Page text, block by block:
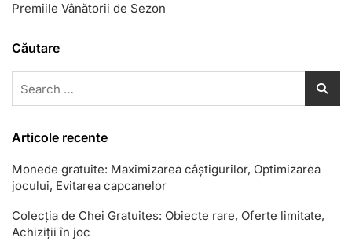
Premiile Vânătorii de Sezon
Căutare
for:
Articole recente
Monede gratuite: Maximizarea câștigurilor, Optimizarea
jocului, Evitarea capcanelor
Colecția de Chei Gratuites: Obiecte rare, Oferte limitate,
Achiziții în joc